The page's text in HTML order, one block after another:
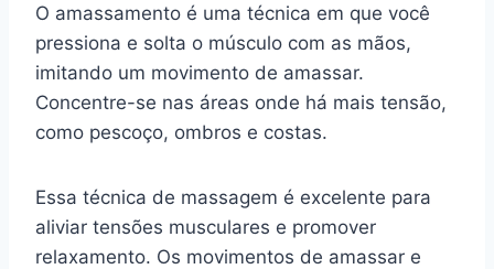
O amassamento é uma técnica em que você
pressiona e solta o músculo com as mãos,
imitando um movimento de amassar.
Concentre-se nas áreas onde há mais tensão,
como pescoço, ombros e costas.
Essa técnica de massagem é excelente para
aliviar tensões musculares e promover
relaxamento. Os movimentos de amassar e